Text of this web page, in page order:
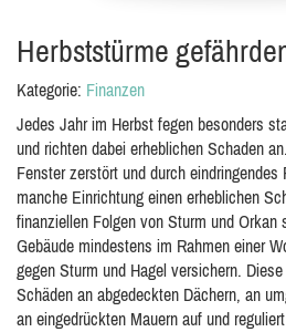
Herbststürme
Kategorie: Finanzen
Jedes Jahr im Herbst fegen besonders
und richten dabei erheblichen Schaden
Fenster zerstört und durch eindringendes
manche Einrichtung einen erheblichen
finanziellen Folgen von Sturm und
Gebäude mindestens im Rahmen einer
gegen Sturm und Hagel versichern.
Schäden an abgedeckten Dächern, an
an eingedrückten Mauern auf und